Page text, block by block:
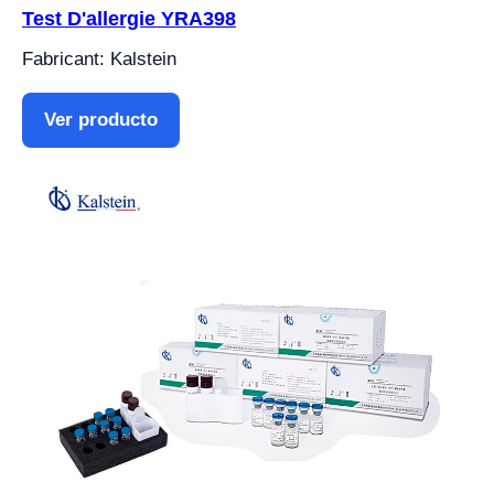
Test D'allergie YRA398
Fabricant: Kalstein
Ver producto